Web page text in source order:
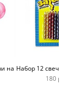
на Набор 12 свечей
180 руб